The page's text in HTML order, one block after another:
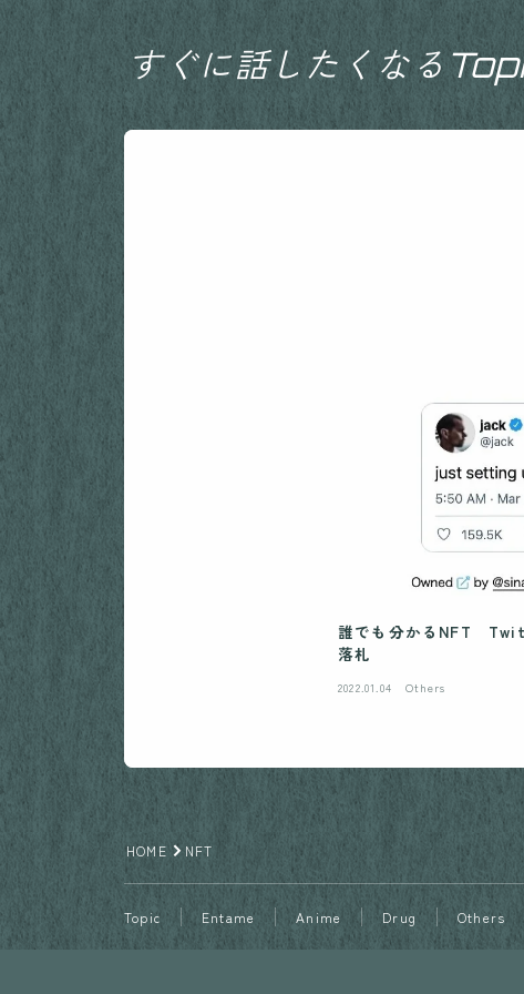
すぐに話したくなる
誰でも分かるNFT
落札
2022.01.04 Others
HOME NFT
Topic Entame Anime Drug Others